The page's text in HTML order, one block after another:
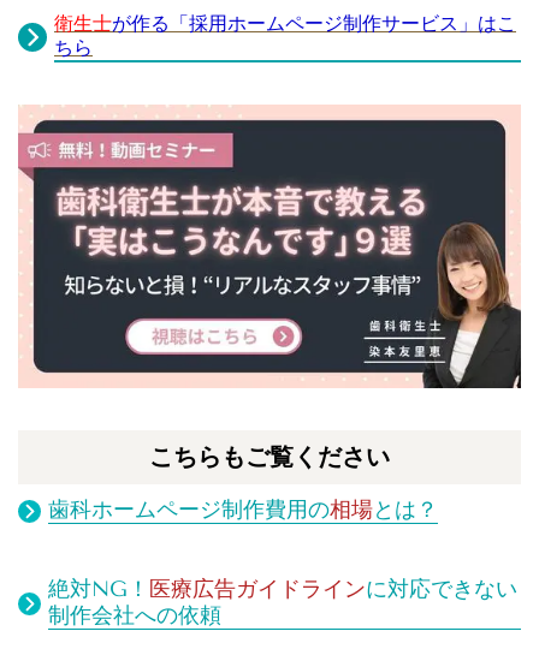
衛生士が作る 「採用ホームページ制作サービス」 はこ
ちら
こちらもご覧ください
歯科ホームページ制作費用の相場とは？
絶対NG！ 医療広告ガイドラインに対応できない
制作会社への依頼